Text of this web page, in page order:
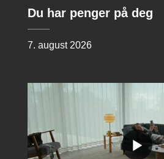
Du har penger på deg
7. august 2026